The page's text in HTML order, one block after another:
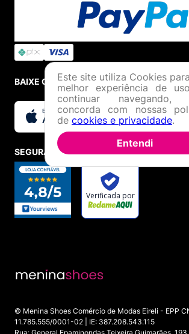
BAIXE O APP
SEGURANÇA E CREDIBILIDADE
© Menina Shoes Comércio de Modas Eireli - EPP
11.785.555/0001-02 | IE: 387.208.543.115
Este site utiliza Cookies
melhor experiência de
continuar navegando,
concorda com nossas
de cookies e privacidade.
Entendi